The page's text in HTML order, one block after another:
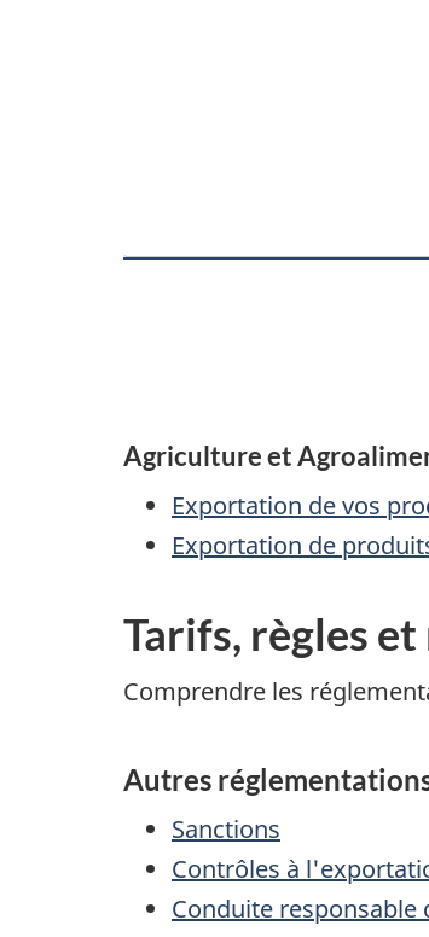
Agriculture et
Exportation de vos
Exportation de
Tarifs, règles
Comprendre les
Autres
Sanctions
Contrôles à
Conduite